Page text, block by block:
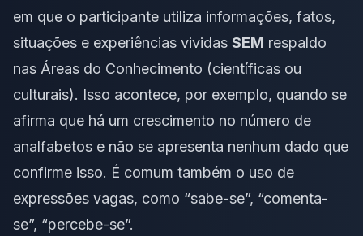
em que o participante utiliza informações, fatos,
situações e experiências vividas SEM respaldo
nas Áreas do Conhecimento (científicas ou
culturais). Isso acontece, por exemplo, quando se
afirma que há um crescimento no número de
analfabetos e não se apresenta nenhum dado que
confirme isso. É comum também o uso de
expressões vagas, como “sabe-se”, “comenta-
se”, “percebe-se”.